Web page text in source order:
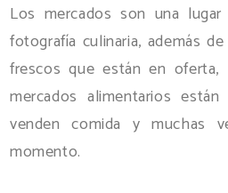
Los mercados son una
fotografía culinaria, además
frescos que están en
mercados alimentarios
venden comida y muchas
momento.